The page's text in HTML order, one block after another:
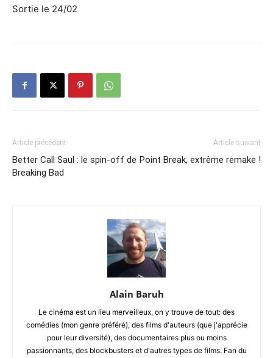
Sortie le 24/02
Article précédent
Better Call Saul : le spin-off de
Breaking Bad
Article suivant
Point Break, extrême remake !
Alain Baruh
Le cinéma est un lieu merveilleux, on y trouve de tout: des
comédies (mon genre préféré), des films d'auteurs (que j'apprécie
pour leur diversité), des documentaires plus ou moins
passionnants, des blockbusters et d'autres types de films. Fan du